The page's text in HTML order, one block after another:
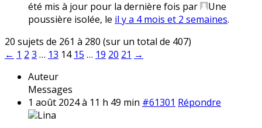
été mis à jour pour la dernière fois par
Une
poussière isolée, le il y a 4 mois et 2 semaines.
20 sujets de 261 à 280 (sur un total de 407)
← 1 2 3 … 13 14 15 … 19 20 21 →
Auteur
Messages
1 août 2024 à 11 h 49 min #61301 Répondre
Lina